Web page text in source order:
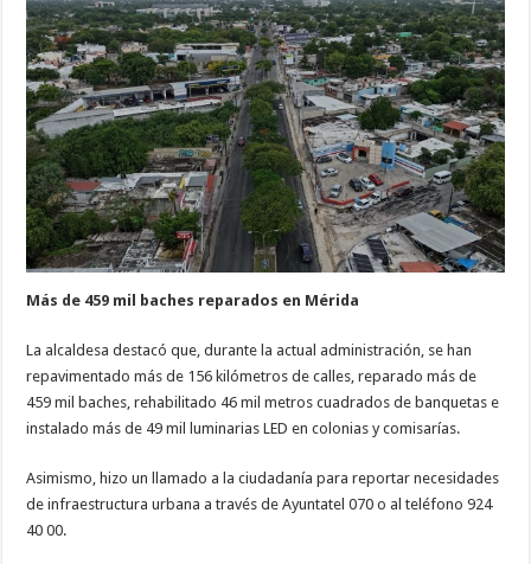
Más de 459 mil baches reparados en Mérida
La alcaldesa destacó que, durante la actual administración, se han
repavimentado más de 156 kilómetros de calles, reparado más de
459 mil baches, rehabilitado 46 mil metros cuadrados de banquetas e
instalado más de 49 mil luminarias LED en colonias y comisarías.
Asimismo, hizo un llamado a la ciudadanía para reportar necesidades
de infraestructura urbana a través de Ayuntatel 070 o al teléfono 924
40 00.